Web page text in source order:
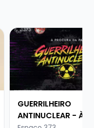
– FESTIVAL
Veja mais sobre
GUERRILHEIRO
ANTINUCLEAR - À